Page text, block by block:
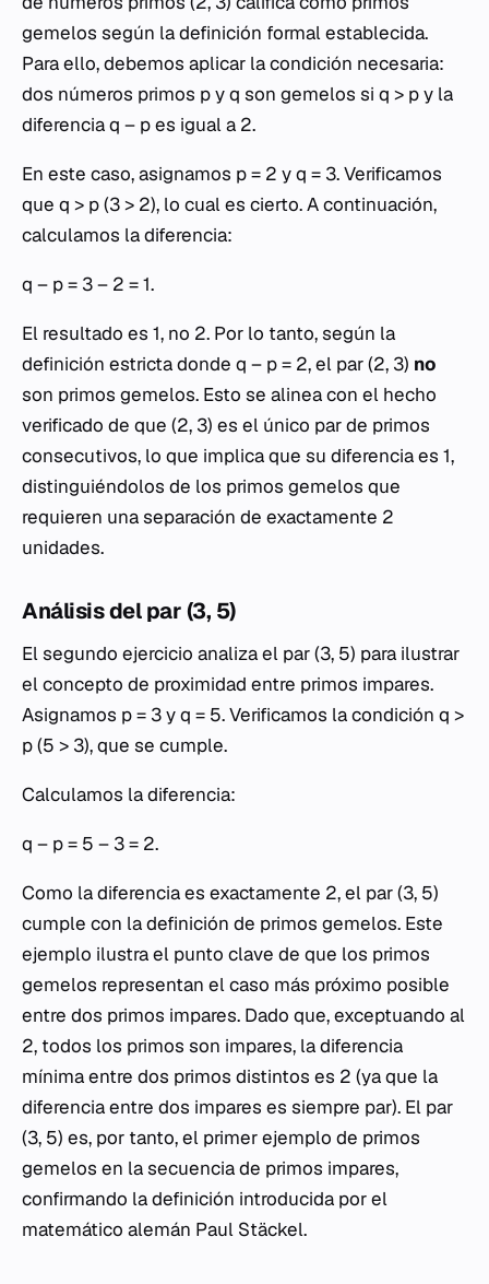
gemelos según la definición formal establecida.
Para ello, debemos aplicar la condición necesaria:
dos números primos p y q son gemelos si q > p y la
diferencia q – p es igual a 2.
En este caso, asignamos p = 2 y q = 3. Verificamos
que q > p (3 > 2), lo cual es cierto. A continuación,
calculamos la diferencia:
q – p = 3 – 2 = 1.
El resultado es 1, no 2. Por lo tanto, según la
definición estricta donde q – p = 2, el par (2, 3) no
son primos gemelos. Esto se alinea con el hecho
verificado de que (2, 3) es el único par de primos
consecutivos, lo que implica que su diferencia es 1,
distinguiéndolos de los primos gemelos que
requieren una separación de exactamente 2
unidades.
Análisis del par (3, 5)
El segundo ejercicio analiza el par (3, 5) para ilustrar
el concepto de proximidad entre primos impares.
Asignamos p = 3 y q = 5. Verificamos la condición q >
p (5 > 3), que se cumple.
Calculamos la diferencia:
q – p = 5 – 3 = 2.
Como la diferencia es exactamente 2, el par (3, 5)
cumple con la definición de primos gemelos. Este
ejemplo ilustra el punto clave de que los primos
gemelos representan el caso más próximo posible
entre dos primos impares. Dado que, exceptuando al
2, todos los primos son impares, la diferencia
mínima entre dos primos distintos es 2 (ya que la
diferencia entre dos impares es siempre par). El par
(3, 5) es, por tanto, el primer ejemplo de primos
gemelos en la secuencia de primos impares,
confirmando la definición introducida por el
matemático alemán Paul Stäckel.